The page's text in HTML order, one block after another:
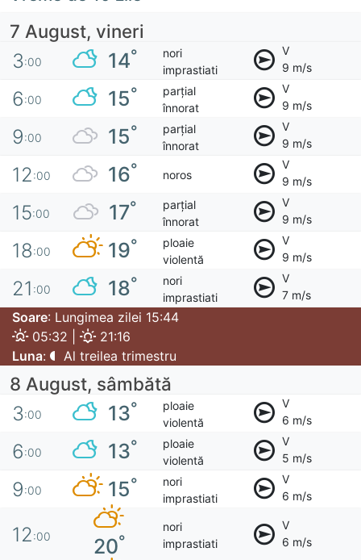
7 August, vineri
3:00 14°
nori
imprastiati
V
9 m/s
6:00 15°
parțial
înnorat
V
9 m/s
9:00 15°
parțial
înnorat
V
9 m/s
12:00 16° noros
V
9 m/s
15:00 17°
parțial
înnorat
V
9 m/s
18:00 19°
ploaie
violentă
V
9 m/s
21 :00 18°
nori
imprastiati
V
7 m/s
Soare: Lungimea zilei 15:44
05:32 |
21:16
Luna: Al treilea trimestru
8 August, sâmbătă
3:00 13°
ploaie
violentă
V
6 m/s
6:00 13°
ploaie
violentă
V
5 m/s
9:00 15°
nori
imprastiati
V
6 m/s
12:00 20°
nori
imprastiati
V
6 m/s